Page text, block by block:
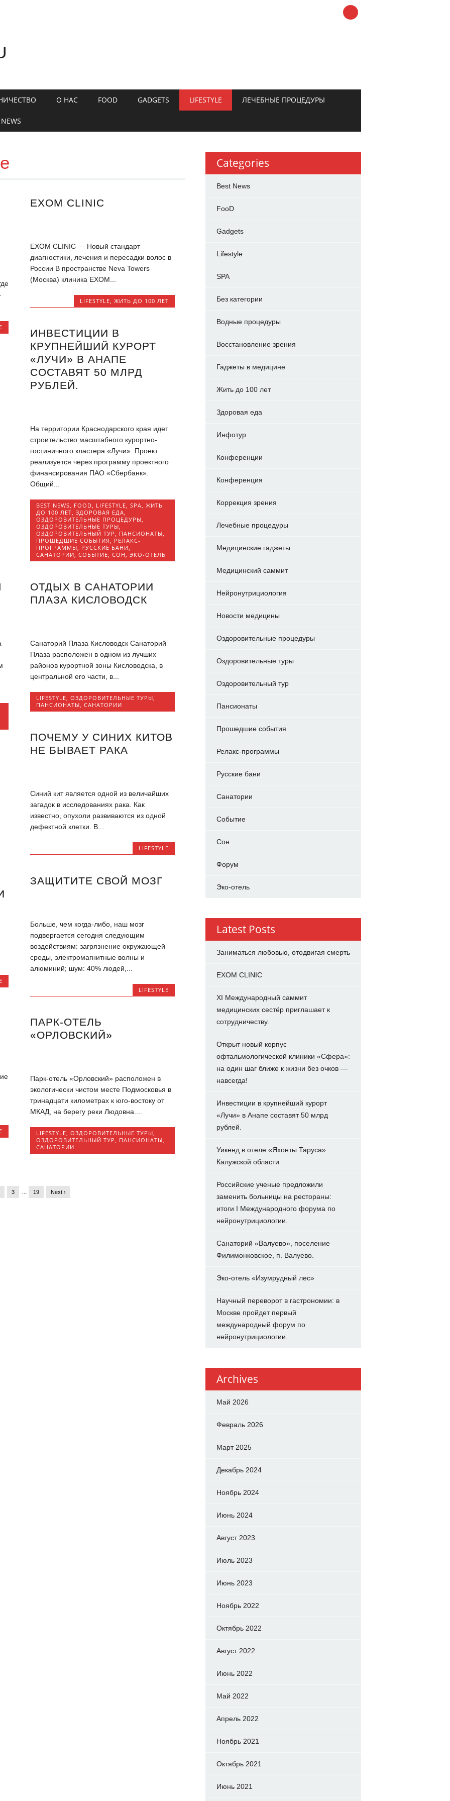
О НАС FOOD GADGETS LIFESTYLE ЛЕЧЕБНЫЕ ПРОЦЕДУРЫ
EXOM CLINIC
EXOM CLINIC — Новый стандарт
диагностики, лечения и пересадки волос в
России В пространстве Neva Towers
(Москва) клиника EXOM...
LIFESTYLE ЖИТЬ ДО 100 ЛЕТ
ИНВЕСТИЦИИ В
КРУПНЕЙШИЙ КУРОРТ
«ЛУЧИ» В АНАПЕ
СОСТАВЯТ 50 МЛРД
РУБЛЕЙ.
На территории Краснодарского края идет
строительство масштабного курортно-
гостиничного кластера «Лучи». Проект
реализуется через программу проектного
финансирования ПАО «Сбербанк».
Общий...
BEST NEWS FOOD LIFESTYLE ,SPA ,ЖИТЬ
ДО 100 ЛЕТ ,ЗДОРОВАЯ ЕДА
ОЗДОРОВИТЕЛЬНЫЕ ПРОЦЕДУРЫ
ОЗДОРОВИТЕЛЬНЫЕ ТУРЫ
ОЗДОРОВИТЕЛЬНЫЙ ТУР
ПАНСИОНАТЫ
ПРОШЕДШИЕ СОБЫТИЯ
РЕЛАКС-
ПРОГРАММЫ
РУССКИЕ БАНИ
САНАТОРИИ ,СОБЫТИЕ ,СОН ,ЭКО-ОТЕЛЬ
ОТДЫХ В САНАТОРИИ
ПЛАЗА КИСЛОВОДСК
Санаторий Плаза Кисловодск Санаторий
Плаза расположен в одном из лучших
районов курортной зоны Кисловодска, в
центральной его части, в...
LIFESTYLE,ОЗДОРОВИТЕЛЬНЫЕ ТУРЫ,
ПАНСИОНАТЫ,САНАТОРИИ
ПОЧЕМУ У СИНИХ КИТОВ
НЕ БЫВАЕТ РАКА
Синий кит является одной из величайших
загадок в исследованиях рака. Как
известно, опухоли развиваются из одной
дефектной клетки. В...
LIFESTYLE
ЗАЩИТИТЕ СВОЙ МОЗГ
Больше, чем когда-либо, наш мозг
подвергается сегодня следующим
воздействиям: загрязнение окружающей
среды, электромагнитные волны и
алюминий; шум: 40% людей,...
LIFESTYLE
ПАРК-ОТЕЛЬ
«ОРЛОВСКИЙ»
Парк-отель «Орловский» расположен в
экологически чистом месте Подмосковья в
тринадцати километрах к юго-востоку от
МКАД, на берегу реки Людовна....
LIFESTYLE,ОЗДОРОВИТЕЛЬНЫЕ ТУРЫ,
ОЗДОРОВИТЕЛЬНЫЙ ТУР, ПАНСИОНАТЫ,
САНАТОРИИ
3 19 Next ›
Categories
Best News
FooD
Gadgets
Lifestyle
SPA
Без категории
Водные процедуры
Восстановление зрения
Гаджеты в медицине
Жить до 100 лет
Здоровая еда
Инфотур
Конференции
Конференция
Коррекция зрения
Лечебные процедуры
Медицинские гаджеты
Медицинский саммит
Нейронутрициология
Новости медицины
Оздоровительные процедуры
Оздоровительные туры
Оздоровительный тур
Пансионаты
Прошедшие события
Релакс-программы
Русские бани
Санатории
Событие
Сон
Форум
Эко-отель
Latest Posts
Заниматься любовью, отодвигая смерть
EXOM CLINIC
XI Международный саммит
медицинских сестёр приглашает к
сотрудничеству.
Открыт новый корпус
офтальмологической клиники «Сфера»:
на один шаг ближе к жизни без очков —
навсегда!
Инвестиции в крупнейший курорт
«Лучи» в Анапе составят 50 млрд
рублей.
Уикенд в отеле «Яхонты Таруса»
Калужской области
Российские ученые предложили
заменить больницы на рестораны:
итоги I Международного форума по
нейронутрициологии.
Санаторий «Валуево», поселение
Филимонковское, п. Валуево.
Эко-отель «Изумрудный лес»
Научный переворот в гастрономии: в
Москве пройдет первый
международный форум по
нейронутрициологии.
Archives
Май 2026
Февраль 2026
Март 2025
Декабрь 2024
Ноябрь 2024
Июнь 2024
Август 2023
Июль 2023
Июнь 2023
Ноябрь 2022
Октябрь 2022
Август 2022
Июнь 2022
Май 2022
Апрель 2022
Ноябрь 2021
Октябрь 2021
Июнь 2021